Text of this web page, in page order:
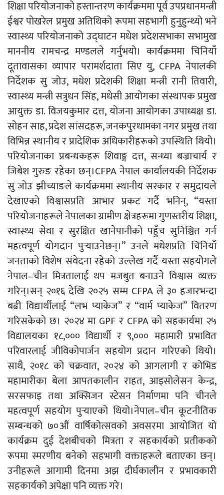
शिक्षा परियोजनाको हस्तान्तरण कार्यक्रममा पूर्व उपप्रधानमन्त्री
ईश्वर पोखरेल प्रमुख अतिथिको रूपमा सहभागी हुनुहुन्थ्यो भने
स्वास्थ्य परियोजनाको उद्घाटन मधेश प्रदेशसभाका सभामुख
माननीय रामचन्द्र मण्डलले गर्नुभयो। कार्यक्रममा चिनियाँ
दूतावासका व्यापार परामर्शदाता सिए यु, CFPA नेपालकी
निर्देशक सु जोउ, मधेश प्रदेशकी शिक्षा मन्त्री रानी तिवारी,
स्वास्थ्य मन्त्री सत्रुधन सिंह, मधेसी आयोगका संस्थापक प्रमुख
आयुक्त डा. विजयकुमार दत्त, योजना आयोगका उपाध्यक्ष डा.
सोहन साह, प्रदेश सांसदहरू, जनकपुरधामका नगर प्रमुख तथा
विभिन्न स्थानीय र प्रादेशिक अधिकारीहरूको उपस्थिति थियो।
परियोजनाका प्रबन्धकहरू शिवाङ्ग दत्त, सन्ध्या बज्राचार्य र
जिबेश गुरुङ रहेका छन्।CFPA नेपाल कार्यालयकी निर्देशक
सु जोउ झीच्याङले कार्यक्रममा स्थानीय सरकार र समुदायले
देखाएको विश्वासप्रति आभार प्रकट गर्दै भनिन्, “यस्ता
परियोजनाहरूले नेपालका ग्रामीण क्षेत्रहरूमा गुणस्तरीय शिक्षा,
स्वास्थ्य सेवा र सुरक्षित खानेपानीको पहुँच सुनिश्चित गर्न
महत्वपूर्ण योगदान पुर्‍याउनेछन्।” उनले मधेशप्रति चिनियाँ
जनताको विशेष संवेदना रहेको उल्लेख गर्दै यस्ता सहयोगले
नेपाल–चीन मित्रतालाई थप मजबुत बनाउने विश्वास व्यक्त
गरिन्।सन् २०१६ देखि २०२५ सम्म CFPA ले ३० हजारभन्दा
बढी विद्यार्थीलाई “लभ प्याकेज” र “वार्म प्याकेज” वितरण
गरिसकेको छ। २०२४ मा GPF र CFPA को सहकार्यमा २५
विद्यालयका १८,००० विद्यार्थी र ९,००० महामारी प्रभावित
परिवारलाई जीविकोपार्जन सहयोग प्रदान गरिएको थियो।
साथै, २०१८ को चक्रवात, २०२४ को आगलागी र कोभिड
महामारीका बेला आपतकालीन राहत, आइसोलेसन केन्द्र,
सरसफाइ तथा अक्सिजन स्टेसन निर्माणमा पनि चीनले
महत्वपूर्ण सहयोग पुर्‍याएको थियो।नेपाल–चीन कूटनीतिक
सम्बन्धको ७०औं वार्षिकोत्सवको अवसरमा आयोजित यो
कार्यक्रम दुई देशबीचको मित्रता र सहकार्यको प्रतीकको
रूपमा स्मरणीय बनेको सहभागी वक्ताहरूले बताएका छन्।
उनीहरूले आगामी दिनमा अझ दीर्घकालीन र प्रभावकारी
सहकार्यको अपेक्षा पनि व्यक्त गरे।